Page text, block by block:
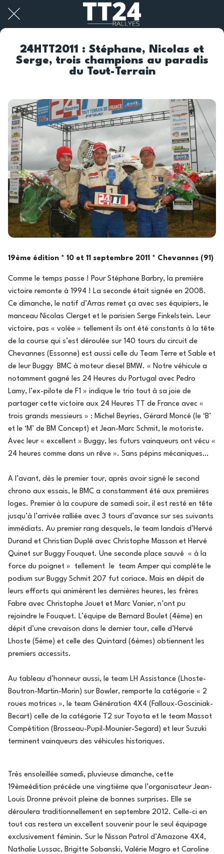
24HTT2011 : Stéphane, Nicolas et
Serge, trois champions au paradis
du Tout-Terrain
19ème édition * 10 et 11 septembre 2011 * Chevannes (91)
Comme le temps passe ! Pour Stéphane Barbry, la première
victoire remonte à 1994 ! La seconde était signée en 2008.
Ce dimanche, le natif d’Arras remet ça avec ses équipiers, le
manceau Nicolas Clerget et le parisien Serge Finkelstein. Leur
victoire, pas « volée » tellement ils ont été constants à la tête
de la course qui s’est déroulée sur 140 tours du circuit de
Chevannes (Essonne) est aussi celle du Team Terre et Sable et
de leur Buggy BMC à moteur diesel BMW. « Notre véhicule a
notamment gagné les 24 Heures du Portugal avec Pedro
Lamy, l’ex-pilote de F1 » indique le trio tout à sa joie de
partager cette victoire aux 24 Heures TT de France avec «
trois grands messieurs » : Michel Beyries, Gérard Moncé (le ‘B’
et le ‘M’ de BM Concept) et Jean-Marc Schmit, le motoriste.
Avec leur « excellent » Buggy, les futurs vainqueurs ont vécu «
24 heures comme dans un rêve ». Sans pépins mécaniques…
A l’avant, dès le premier tour, après avoir signé le second
chrono aux essais, le BMC a constamment été aux premières
loges. Premier à la coupure de samedi soir, il est resté en tête
jusqu’à l’arrivée ralliée avec 3 tours d’avance sur ses suivants
immédiats. Au premier rang desquels, le team landais d’Hervé
Durand et Christian Duplé avec Christophe Masson et Hervé
Quinet sur Buggy Fouquet. Une seconde place sauvé « à la
force du poignet » tellement le team Amper qui complète le
podium sur Buggy Schmit 207 fut coriace. Mais en dépit de
leurs efforts qui animèrent les dernières heures, les frères
Fabre avec Christophe Jouet et Marc Vanier, n’ont pu
rejoindre le Fouquet. L’équipe de Bernard Boulet (4ème) en
dépit d’une crevaison dans le dernier tour, celle d’Hervé
Lhoste (5ème) et celle des Quintard (6èmes) obtiennent les
premiers accessits.
Au tableau d’honneur aussi, le team LH Assistance (Lhoste-
Boutron-Martin-Morin) sur Bowler, remporte la catégorie « 2
roues motrices », le team Génération 4X4 (Falloux-Gosciniak-
Becart) celle de la catégorie T2 sur Toyota et le team Massot
Compétition (Brosseau-Pupil-Mounier-Segard) et leur Suzuki
terminent vainqueurs des véhicules historiques.
Très ensoleillée samedi, pluvieuse dimanche, cette
19èmeédition précéde une vingtième que l’organisateur Jean-
Louis Dronne prévoit pleine de bonnes surprises. Elle se
déroulera traditionnellement en septembre 2012. Celle-ci en
tout cas restera un excellent souvenir pour le seul équipage
exclusivement féminin. Sur le Nissan Patrol d’Amazone 4X4,
Nathalie Lussac, Brigitte Sobanski, Valérie Magro et Caroline